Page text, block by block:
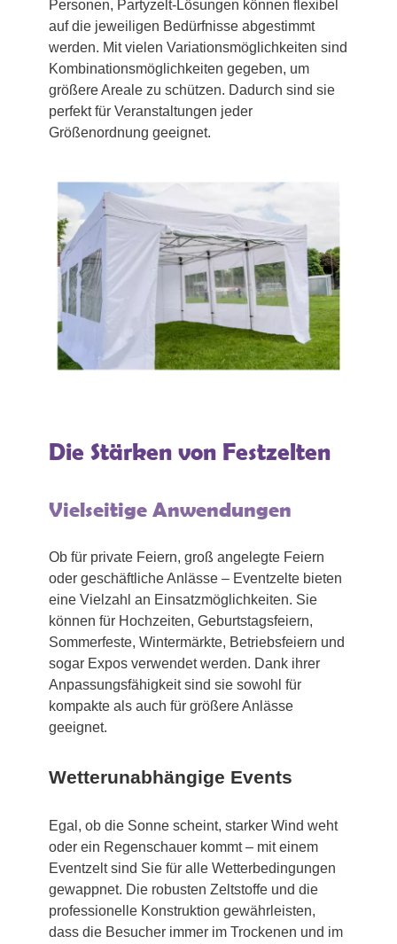
Personen, Partyzelt-Lösungen können flexibel
auf die jeweiligen Bedürfnisse abgestimmt
werden. Mit vielen Variationsmöglichkeiten sind
Kombinationsmöglichkeiten gegeben, um
größere Areale zu schützen. Dadurch sind sie
perfekt für Veranstaltungen jeder
Größenordnung geeignet.
Die Stärken von Festzelten
Vielseitige Anwendungen
Ob für private Feiern, groß angelegte Feiern
oder geschäftliche Anlässe – Eventzelte bieten
eine Vielzahl an Einsatzmöglichkeiten. Sie
können für Hochzeiten, Geburtstagsfeiern,
Sommerfeste, Wintermärkte, Betriebsfeiern und
sogar Expos verwendet werden. Dank ihrer
Anpassungsfähigkeit sind sie sowohl für
kompakte als auch für größere Anlässe
geeignet.
Wetterunabhängige Events
Egal, ob die Sonne scheint, starker Wind weht
oder ein Regenschauer kommt – mit einem
Eventzelt sind Sie für alle Wetterbedingungen
gewappnet. Die robusten Zeltstoffe und die
professionelle Konstruktion gewährleisten,
dass die Besucher immer im Trockenen und im